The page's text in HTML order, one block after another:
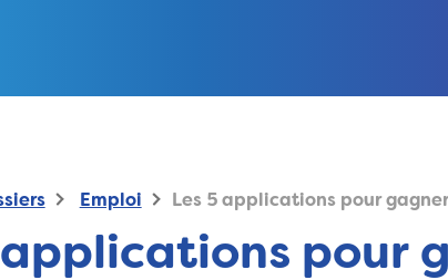
Emploi Les 5 applications pour
applications pour